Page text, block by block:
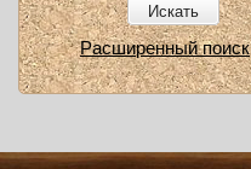
Искать
Расширенный поиск